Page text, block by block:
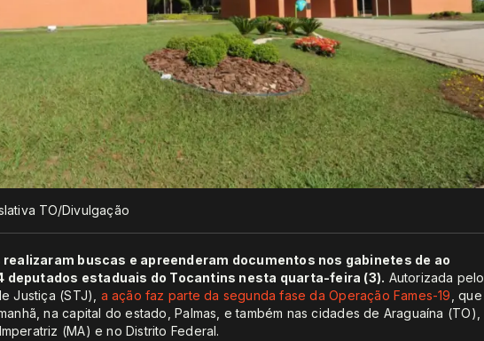
TO/Divulgação
buscas e apreenderam documentos nos gabinetes de ao
deputados estaduais do Tocantins nesta quarta-feira (3). Autorizada pelo
Justiça (STJ), a ação faz parte da segunda fase da Operação Fames-19 , que
na capital do estado, Palmas, e também nas cidades de Araguaína (TO),
(MA) e no Distrito Federal.